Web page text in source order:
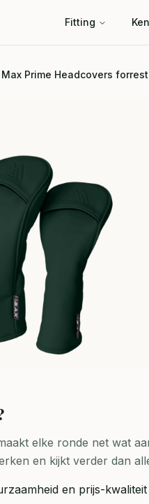
Fitting
Max Prime Headcovers
elke ronde net wat
en kijkt verder dan
en prijs-kwaliteit